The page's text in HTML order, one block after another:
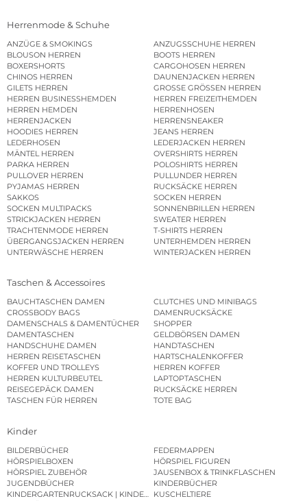
Herrenmode & Schuhe
ANZÜGE & SMOKINGS
ANZUGSSCHUHE HERREN
BLOUSON HERREN
BOOTS HERREN
BOXERSHORTS
CARGOHOSEN HERREN
CHINOS HERREN
DAUNENJACKEN HERREN
GILETS HERREN
GROSSE GRÖSSEN HERREN
HERREN BUSINESSHEMDEN
HERREN FREIZEITHEMDEN
HERREN HEMDEN
HERRENHOSEN
HERRENJACKEN
HERRENSNEAKER
HOODIES HERREN
JEANS HERREN
LEDERHOSEN
LEDERJACKEN HERREN
MÄNTEL HERREN
OVERSHIRTS HERREN
PARKA HERREN
POLOSHIRTS HERREN
PULLOVER HERREN
PULLUNDER HERREN
PYJAMAS HERREN
RUCKSÄCKE HERREN
SAKKOS
SOCKEN HERREN
SOCKEN MULTIPACKS
SONNENBRILLEN HERREN
STRICKJACKEN HERREN
SWEATER HERREN
TRACHTENMODE HERREN
T-SHIRTS HERREN
ÜBERGANGSJACKEN HERREN
UNTERHEMDEN HERREN
UNTERWÄSCHE HERREN
WINTERJACKEN HERREN
Taschen & Accessoires
BAUCHTASCHEN DAMEN
CLUTCHES UND MINIBAGS
CROSSBODY BAGS
DAMENRUCKSÄCKE
DAMENSCHALS & DAMENTÜCHER
SHOPPER
DAMENTASCHEN
GELDBÖRSEN DAMEN
HANDSCHUHE DAMEN
HANDTASCHEN
HERREN REISETASCHEN
HARTSCHALENKOFFER
KOFFER UND TROLLEYS
HERREN KOFFER
HERREN KULTURBEUTEL
LAPTOPTASCHEN
REISEGEPÄCK DAMEN
RUCKSÄCKE HERREN
TASCHEN FÜR HERREN
TOTE BAG
Kinder
BILDERBÜCHER
FEDERMAPPEN
HÖRSPIELBOXEN
HÖRSPIEL FIGUREN
HÖRSPIEL ZUBEHÖR
JAUSENBOX & TRINKFLASCHEN
JUGENDBÜCHER
KINDERBÜCHER
KINDERGARTENRUCKSACK | KINDERGARTENBEUTEL
KUSCHELTIERE